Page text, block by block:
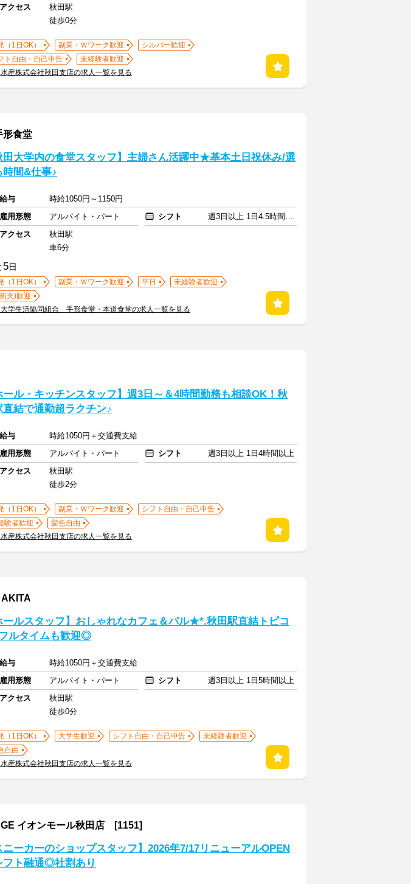
アクセス
秋田駅
徒歩0分
（1日OK） 副業・Ｗワーク歓迎
シルバー歓迎
ト自由・自己申告
未経験者歓迎
産株式会社秋田支店の求人一覧を見る
食堂
田大学内の食堂スタッフ】主婦さん活躍中★基本土日祝休み/選
時間&仕事♪
給与
時給1050円～1150円
雇用形態
アルバイト・パート シフト
週3日以上 1日4.5時間以上
アクセス
秋田駅
車6分
5日
（1日OK） 副業・Ｗワーク歓迎 平日
未経験者歓迎
(夫)歓迎
学生活協同組合 手形食堂・本道食堂の求人一覧を見る
ール・キッチンスタッフ】週3日～＆4時間勤務も相談OK！秋
直結で通勤超ラクチン♪
給与
時給1050円＋交通費支給
雇用形態
アルバイト・パート シフト
週3日以上 1日4時間以上
アクセス
秋田駅
徒歩2分
（1日OK） 副業・Ｗワーク歓迎
シフト自由・自己申告
験者歓迎
髪色自由
産株式会社秋田支店の求人一覧を見る
ールスタッフ】おしゃれなカフェ＆バル★*.秋田駅直結トピコ
ルタイムも歓迎◎
給与
時給1050円＋交通費支給
雇用形態
アルバイト・パート シフト
週3日以上 1日5時間以上
アクセス
秋田駅
徒歩0分
（1日OK） 大学生歓迎 シフト自由・自己申告
未経験者歓迎
自由
産株式会社秋田支店の求人一覧を見る
イオンモール秋田店 [1151]
ニーカーのショップスタッフ】2026年7/17リニューアルOPEN
ト融通◎社割あり